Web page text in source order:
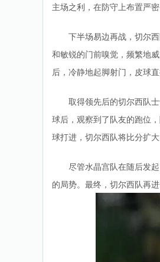
主场之利，在防守上布置严
下半场易边再战，切尔
和敏锐的门前嗅觉，频繁地
后，冷静地起脚射门，皮球
取得领先后的切尔西队
球后，观察到了队友的跑位
球打进，切尔西队将比分扩大
尽管水晶宫队在随后发
的局势。最终，切尔西队再